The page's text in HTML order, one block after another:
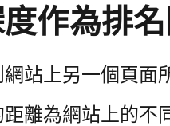
作為排
站上另一個頁面
離為網站上的不